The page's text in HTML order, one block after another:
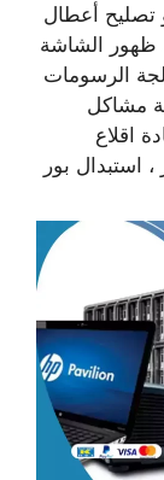
تصليح أعطال
ظهور الشاشة
الرسومات
مشاكل
اقلاع
استبدال بور